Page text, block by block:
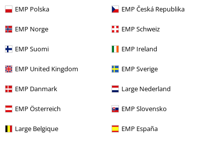
EMP Polska EMP Česká Republika
EMP Norge EMP Schweiz
EMP Suomi EMP Ireland
EMP United Kingdom EMP Sverige
EMP Danmark Large Nederland
EMP Österreich EMP Slovensko
Large Belgique EMP España
Christmas Pyjama Street Pyjama